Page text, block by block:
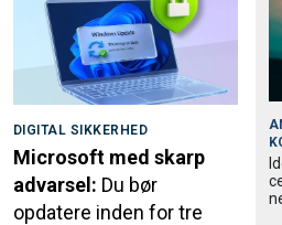
DIGITAL SIKKERHED
Microsoft med skarp
advarsel: Du bør
opdatere inden for tre